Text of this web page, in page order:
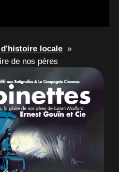
locale »
de nos pères